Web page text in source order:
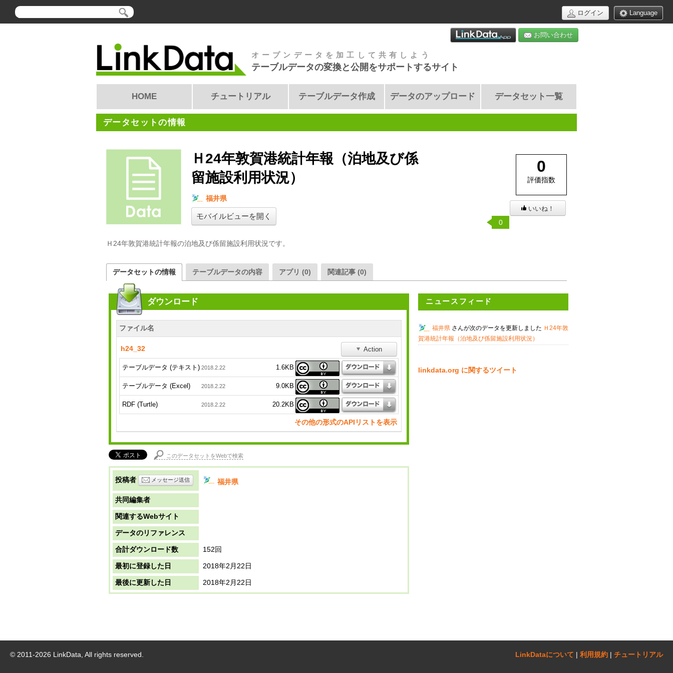
Language
ログイン
お問い合わせ
オープンデータを加工して共有しよう
テーブルデータの変換と公開をサポートするサイト
HOME チュートリアル テーブルデータ作成 データのアップロード データセット一覧
データセットの情報
Ｈ24年敦賀港統計年報（泊地及び係
留施設利用状況）
福井県
モバイルビューを開く
Ｈ24年敦賀港統計年報の泊地及び係留施設利用状況です。
0
評価指数
いいね！
0
データセットの情報 テーブルデータの内容 アプリ (0) 関連記事 (0)
ダウンロード
ファイル名
h24_32 Action
テーブルデータ (テキスト) 2018.2.22 1.6KB
テーブルデータ (Excel) 2018.2.22 9.0KB
RDF (Turtle) 2018.2.22 20.2KB
その他の形式のAPIリストを表示
このデータセットをWebで検索
投稿者 メッセージ送信 福井県
共同編集者
関連するWebサイト
データのリファレンス
合計ダウンロード数 152回
最初に登録した日 2018年2月22日
最後に更新した日 2018年2月22日
ニュースフィード
福井県 さんが次のデータを更新しました Ｈ24年敦
賀港統計年報（泊地及び係留施設利用状況）
linkdata.org に関するツイート
© 2011-2026 LinkData, All rights reserved. LinkDataについて‎ | 利用規約 | チュートリアル